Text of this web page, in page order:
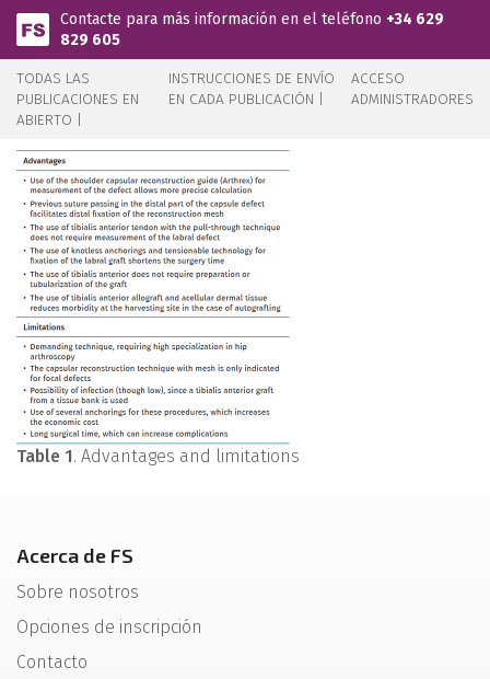
Pasar al contenido principal
Contacte para más información en el teléfono +34 629
829 605
TODAS LAS
PUBLICACIONES EN
ABIERTO |
INSTRUCCIONES DE ENVÍO
EN CADA PUBLICACIÓN |
ACCESO
ADMINISTRADORES
Table 1. Advantages and limitations
Acerca de FS
Sobre nosotros
Opciones de inscripción
Contacto